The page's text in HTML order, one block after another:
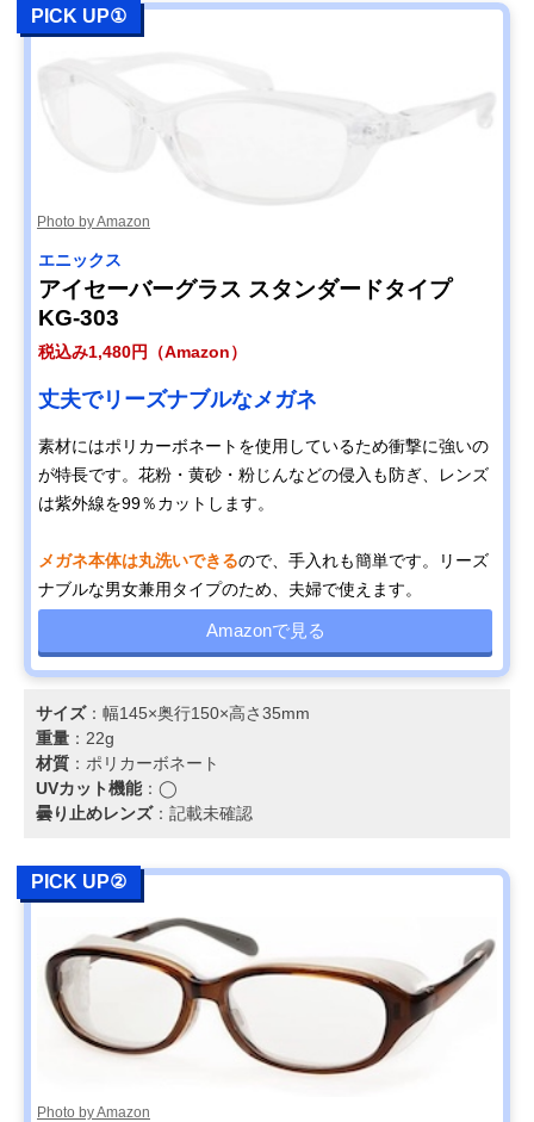
PICK UP①
Photo by Amazon
エニックス
アイセーバーグラス スタンダードタイプ
KG-303
税込み1,480円（Amazon）
丈夫でリーズナブルなメガネ
素材にはポリカーボネートを使用しているため衝撃に強いの
が特長です。花粉・黄砂・粉じんなどの侵入も防ぎ、レンズ
は紫外線を99％カットします。
メガネ本体は丸洗いできるので、手入れも簡単です。リーズ
ナブルな男女兼用タイプのため、夫婦で使えます。
Amazonで見る
サイズ：幅145×奥行150×高さ35mm
重量 ：22g
材質 ：ポリカーボネート
UVカット機能：◯
曇り止めレンズ：記載未確認
PICK UP②
Photo by Amazon